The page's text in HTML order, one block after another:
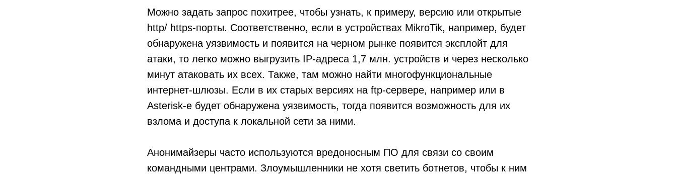
Можно задать запрос похитрее, чтобы узнать, к примеру, версию или открытые
http/ https-порты. Соответственно, если в устройствах MikroTik, например, будет
обнаружена уязвимость и появится на черном рынке появится эксплойт для
атаки, то легко можно выгрузить IP-адреса 1,7 млн. устройств и через несколько
минут атаковать их всех. Также, там можно найти многофункциональные
интернет-шлюзы. Если в их старых версиях на ftp-сервере, например или в
Asterisk-е будет обнаружена уязвимость, тогда появится возможность для их
взлома и доступа к локальной сети за ними.
Анонимайзеры часто используются вредоносным ПО для связи со своим
командными центрами. Злоумышленники не хотя светить ботнетов, чтобы к ним